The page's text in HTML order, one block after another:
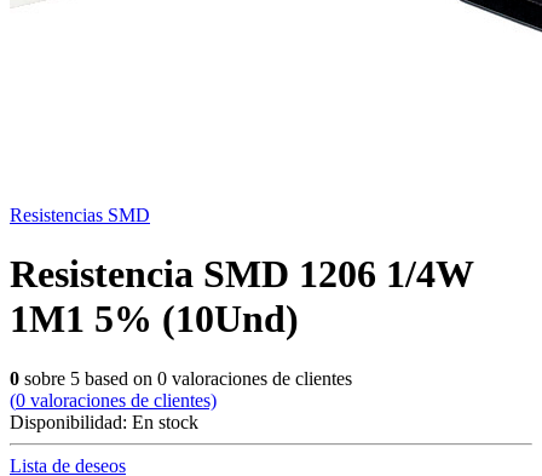
Resistencias SMD
Resistencia SMD 1206 1/4W
1M1 5% (10Und)
0 sobre 5 based on 0 valoraciones de clientes
(0 valoraciones de clientes)
Disponibilidad: En stock
Lista de deseos